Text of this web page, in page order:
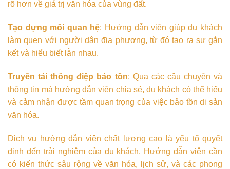
rõ hơn về giá trị văn hóa của vùng đất.
Tạo dựng mối quan hệ: Hướng dẫn viên giúp du khách
làm quen với người dân địa phương, từ đó tạo ra sự gắn
kết và hiểu biết lẫn nhau.
Truyền tải thông điệp bảo tồn: Qua các câu chuyện và
thông tin mà hướng dẫn viên chia sẻ, du khách có thể hiểu
và cảm nhận được tầm quan trọng của việc bảo tồn di sản
văn hóa.
Dịch vụ hướng dẫn viên chất lượng cao là yếu tố quyết
định đến trải nghiệm của du khách. Hướng dẫn viên cần
có kiến thức sâu rộng về văn hóa, lịch sử, và các phong